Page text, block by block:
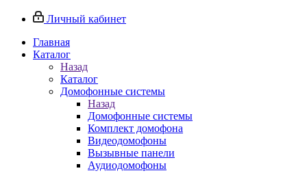
Личный кабинет
Главная
Каталог
Назад
Каталог
Домофонные системы
Назад
Домофонные системы
Комплект домофона
Видеодомофоны
Вызывные панели
Аудиодомофоны